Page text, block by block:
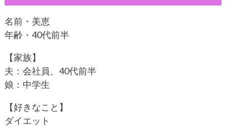
名前・美恵
年齢・40代前半
【家族】
夫：会社員、40代前半
娘：中学生
【好きなこと】
ダイエット